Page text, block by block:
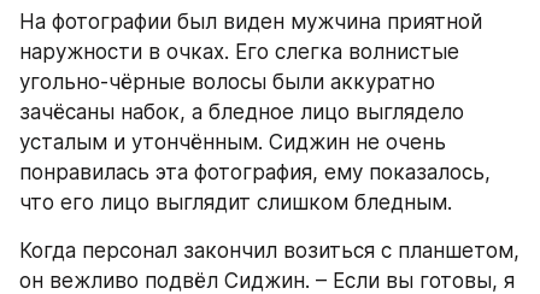
На фотографии был виден мужчина приятной
наружности в очках. Его слегка волнистые
угольно-чёрные волосы были аккуратно
зачёсаны набок, а бледное лицо выглядело
усталым и утончённым. Сиджин не очень
понравилась эта фотография, ему показалось,
что его лицо выглядит слишком бледным.
Когда персонал закончил возиться с планшетом,
он вежливо подвёл Сиджин. – Если вы готовы, я